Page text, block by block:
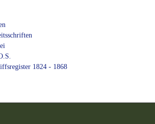
1824 - 1868